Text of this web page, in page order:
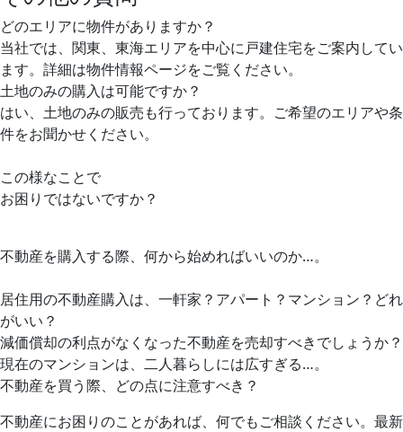
どのエリアに物件がありますか？
当社では、関東、東海エリアを中心に戸建住宅をご案内してい
ます。詳細は物件情報ページをご覧ください。
土地のみの購入は可能ですか？
はい、土地のみの販売も行っております。ご希望のエリアや条
件をお聞かせください。
この様なことで
お困りではないですか？
不動産を購入する際、何から始めればいいのか…。
居住用の不動産購入は、一軒家？アパート？マンション？どれ
がいい？
減価償却の利点がなくなった不動産を売却すべきでしょうか？
現在のマンションは、二人暮らしには広すぎる…。
不動産を買う際、どの点に注意すべき？
不動産にお困りのことがあれば、何でもご相談ください。最新